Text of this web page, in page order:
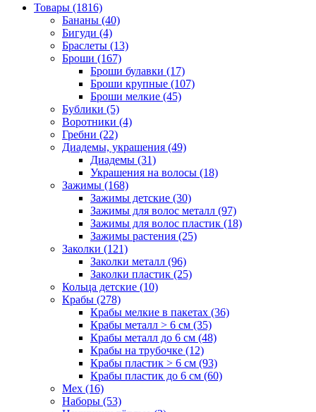
Товары (1816)
Бананы (40)
Бигуди (4)
Браслеты (13)
Броши (167)
Броши булавки (17)
Броши крупные (107)
Броши мелкие (45)
Бублики (5)
Воротники (4)
Гребни (22)
Диадемы, украшения (49)
Диадемы (31)
Украшения на волосы (18)
Зажимы (168)
Зажимы детские (30)
Зажимы для волос металл (97)
Зажимы для волос пластик (18)
Зажимы растения (25)
Заколки (121)
Заколки металл (96)
Заколки пластик (25)
Кольца детские (10)
Крабы (278)
Крабы мелкие в пакетах (36)
Крабы металл > 6 см (35)
Крабы металл до 6 см (48)
Крабы на трубочке (12)
Крабы пластик > 6 см (93)
Крабы пластик до 6 см (60)
Мех (16)
Наборы (53)